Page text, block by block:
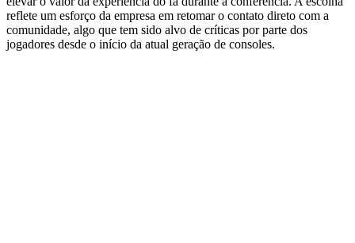
reflete um esforço da empresa em retomar o contato direto com a
comunidade, algo que tem sido alvo de críticas por parte dos
jogadores desde o início da atual geração de consoles.